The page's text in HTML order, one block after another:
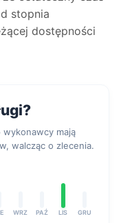
stopnia
dostępności
mają
walcząc o zlecenia.
WRZ PAŹ LIS GRU